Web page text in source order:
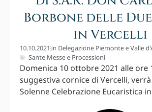
Borbone delle
in Vercelli
10.10.2021 in Delegazione Piemonte e Valle
Sante Messe e Processioni
Domenica 10 ottobre 2021 alle ore
suggestiva cornice di Vercelli,
Solenne Celebrazione Eucaristica